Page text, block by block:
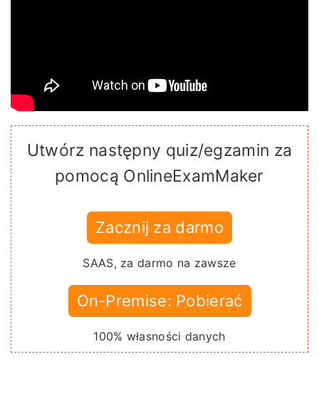
Utwórz następny quiz/egzamin za
pomocą OnlineExamMaker
Zacznij za darmo
SAAS, za darmo na zawsze
On-Premise: Pobierać
100% własności danych